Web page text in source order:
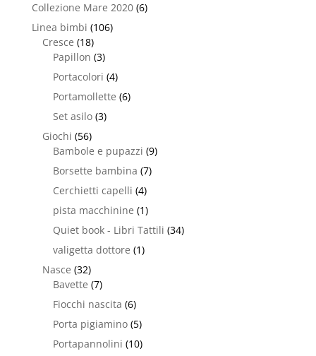
Collezione Mare 2020 (6)
Linea bimbi (106)
Cresce (18)
Papillon (3)
Portacolori (4)
Portamollette (6)
Set asilo (3)
Giochi (56)
Bambole e pupazzi (9)
Borsette bambina (7)
Cerchietti capelli (4)
pista macchinine (1)
Quiet book - Libri Tattili (34)
valigetta dottore (1)
Nasce (32)
Bavette (7)
Fiocchi nascita (6)
Porta pigiamino (5)
Portapannolini (10)